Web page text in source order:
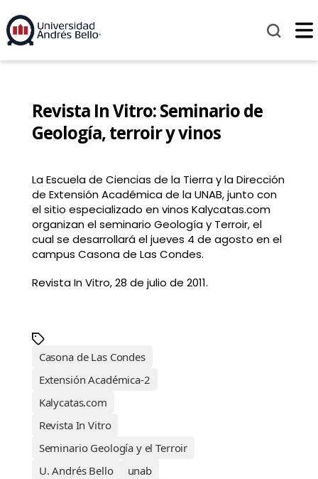
Revista In Vitro: Seminario de
Geología, terroir y vinos
La Escuela de Ciencias de la Tierra y la Dirección
de Extensión Académica de la UNAB, junto con
el sitio especializado en vinos Kalycatas.com
organizan el seminario Geología y Terroir, el
cual se desarrollará el jueves 4 de agosto en el
campus Casona de Las Condes.
Revista In Vitro, 28 de julio de 2011.
Casona de Las Condes
Extensión Académica-2
Kalycatas.com
Revista In Vitro
Seminario Geología y el Terroir
U. Andrés Bello
unab